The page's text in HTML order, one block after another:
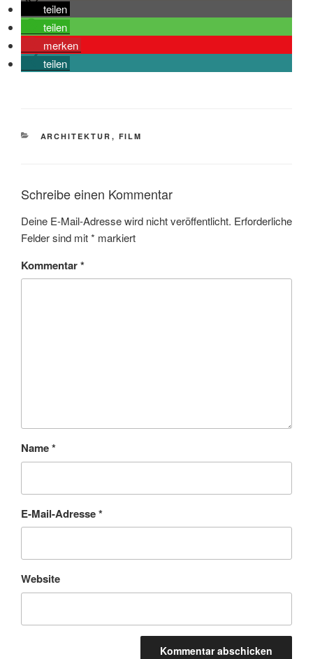
teilen
teilen
merken
teilen
KATEGORIEN
ARCHITEKTUR , FILM
Schreibe einen Kommentar
Deine E-Mail-Adresse wird nicht veröffentlicht. Erforderliche
Felder sind mit* markiert
Kommentar*
Name*
E-Mail-Adresse*
Website